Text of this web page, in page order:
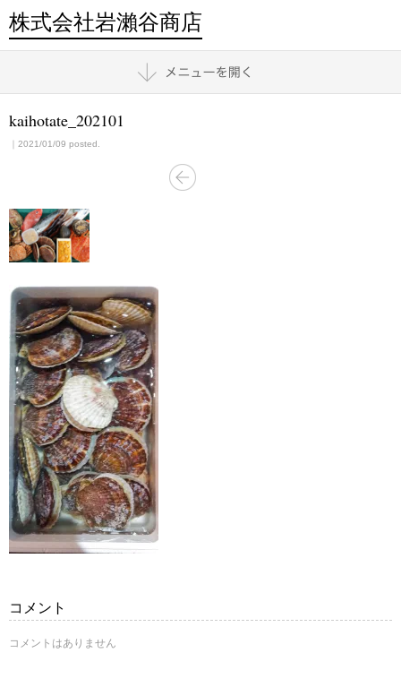
株式会社岩瀨谷商店
kaihotate_202101
｜2021/01/09 posted.
コメント
コメントはありません